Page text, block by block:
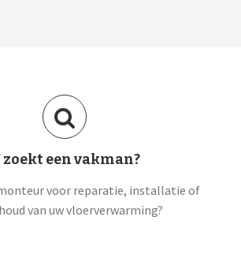
zoekt een vakman?
voor reparatie, installatie of
van uw vloerverwarming?